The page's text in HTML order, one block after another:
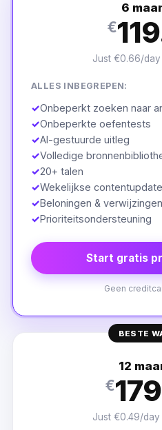
6
€
Just €0.66/day
ALLES INBEGREPEN:
✓Onbeperkt zoeken naar
✓Onbeperkte oefentests
✓AI-gestuurde uitleg
✓Volledige
✓20+ talen
✓Wekelijkse
✓Beloningen & verwijzingen
✓Prioriteitsondersteuning
Start gratis
Geen
BESTE
12
€
Just €0.49/day